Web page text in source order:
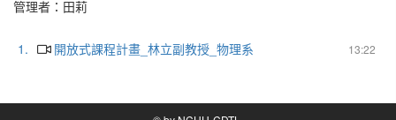
管理者： 田莉
1. 13:22
開放式課程計畫_林立副教授_物理系